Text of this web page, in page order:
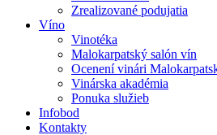
Zrealizované podujatia
Víno
Vinotéka
Malokarpatský salón vín
Ocenení vinári
Vinárska akadémia
Ponuka služieb
Infobod
Kontakty